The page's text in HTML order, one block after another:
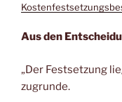
Aus den
„Der Festsetzung
zugrunde.